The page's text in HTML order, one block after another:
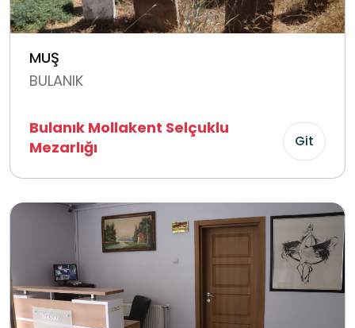
MUŞ
BULANIK
Bulanık Mollakent Selçuklu
Mezarlığı
Git